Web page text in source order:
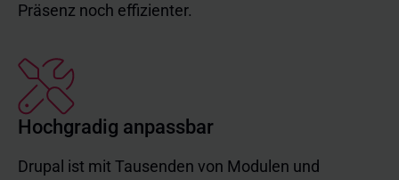
Präsenz noch effizienter.
Hochgradig anpassbar
Drupal ist mit Tausenden von Modulen und